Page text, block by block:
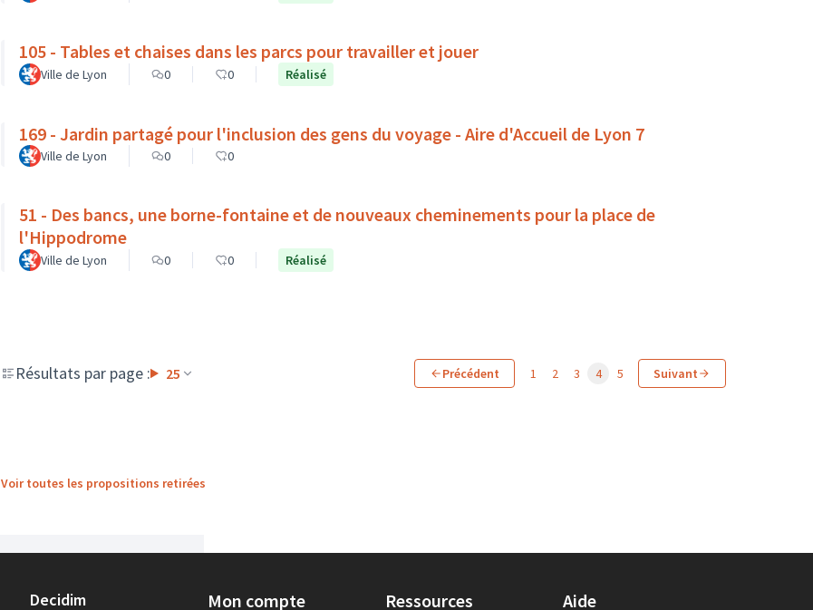
105 - Tables et chaises dans les parcs pour travailler et jouer
Ville de Lyon 0 0 Réalisé
169 - Jardin partagé pour l'inclusion des gens du voyage - Aire d'Accueil de Lyon 7
Ville de Lyon 0 0
51 - Des bancs, une borne-fontaine et de nouveaux cheminements pour la place de
l'Hippodrome
Ville de Lyon 0 0 Réalisé
Résultats par page : 25 Précédent 1 2 3 4 5 Suivant
Voir toutes les propositions retirées
Decidim
Mon compte Ressources Aide